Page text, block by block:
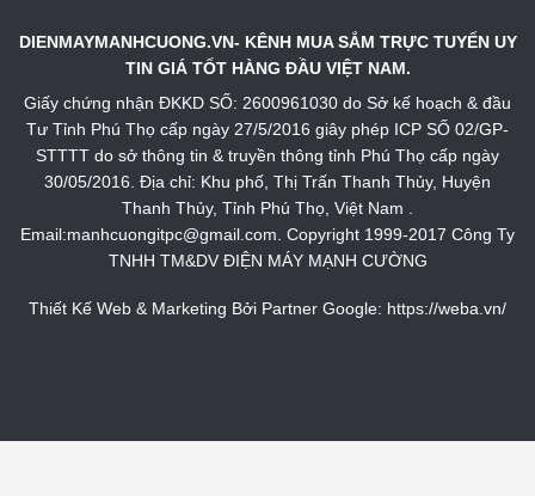
DIENMAYMANHCUONG.VN- KÊNH MUA SẮM TRỰC TUYẾN UY
TIN GIÁ TỐT HÀNG ĐẦU VIỆT NAM.
Giấy chứng nhận ĐKKD SỐ: 2600961030 do Sở kế hoạch & đầu
Tư Tỉnh Phú Thọ cấp ngày 27/5/2016 giây phép ICP SỐ 02/GP-
STTTT do sở thông tin & truyền thông tỉnh Phú Thọ cấp ngày
30/05/2016. Địa chỉ: Khu phố, Thị Trấn Thanh Thủy, Huyện
Thanh Thủy, Tỉnh Phú Thọ, Việt Nam .
Email:manhcuongitpc@gmail.com. Copyright 1999-2017 Công Ty
TNHH TM&DV ĐIỆN MÁY MẠNH CƯỜNG
Thiết Kế Web & Marketing Bởi Partner Google: https://weba.vn/